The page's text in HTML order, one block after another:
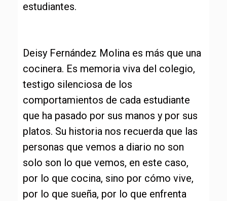
estudiantes.
Deisy Fernández Molina es más que una
cocinera. Es memoria viva del colegio,
testigo silenciosa de los
comportamientos de cada estudiante
que ha pasado por sus manos y por sus
platos. Su historia nos recuerda que las
personas que vemos a diario no son
solo son lo que vemos, en este caso,
por lo que cocina, sino por cómo vive,
por lo que sueña, por lo que enfrenta